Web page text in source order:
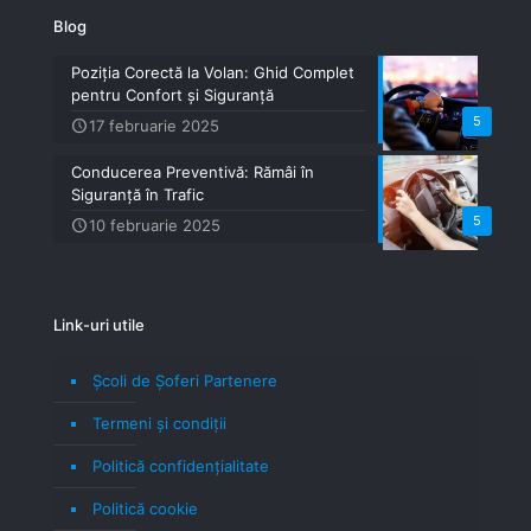
Blog
5
Poziția Corectă la Volan: Ghid Complet
pentru Confort și Siguranță
17 februarie 2025
5
Conducerea Preventivă: Rămâi în
Siguranță în Trafic
10 februarie 2025
Link-uri utile
Școli de Șoferi Partenere
Termeni şi condiţii
Politică confidenţialitate
Politică cookie